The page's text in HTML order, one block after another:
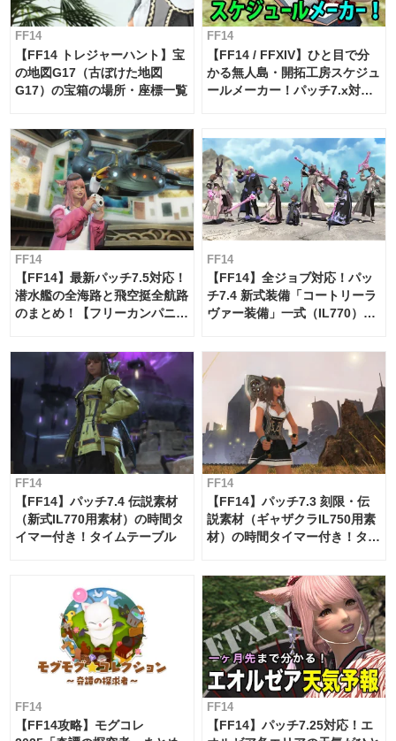
FF14
【FF14 トレジャーハント】宝
の地図G17（古ぼけた地図
G17）の宝箱の場所・座標一覧
FF14
【FF14 / FFXIV】ひと目で分
かる無人島・開拓工房スケジュ
ールメーカー！パッチ7.x対応
FF14
【FF14】最新パッチ7.5対応！
潜水艦の全海路と飛空挺全航路
のまとめ！【フリーカンパニ
FF14
【FF14】全ジョブ対応！パッ
チ7.4 新式装備「コートリーラ
ヴァー装備」一式（IL770）の
FF14
【FF14】パッチ7.4 伝説素材
（新式IL770用素材）の時間タ
イマー付き！タイムテーブル
FF14
【FF14】パッチ7.3 刻限・伝
説素材（ギャザクラIL750用素
材）の時間タイマー付き！タイ
FF14
【FF14攻略】モグコレ
FF14
【FF14】パッチ7.25対応！エ